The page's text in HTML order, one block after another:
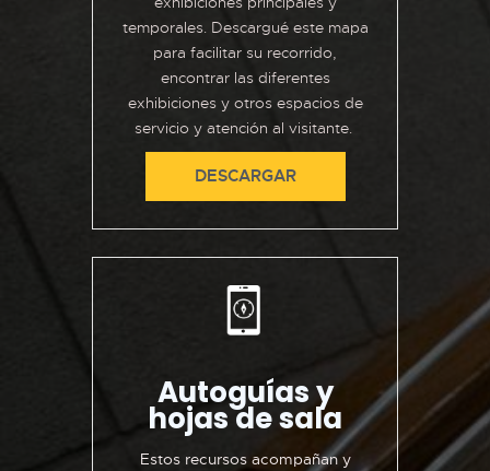
temporales. Descargué este mapa
para facilitar su recorrido,
encontrar las diferentes
exhibiciones y otros espacios de
servicio y atención al visitante. ​
DESCARGAR
Autoguías y
hojas de sala
Estos recursos acompañan y